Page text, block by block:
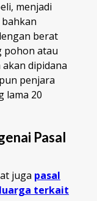
menjadi
berat
pohon atau
dipidana
penjara
lama 20
Pasal
juga pasal
terkait